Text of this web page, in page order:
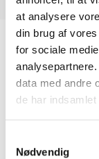
at analysere
din brug af
for sociale
data med andre
de har
Nødvendig